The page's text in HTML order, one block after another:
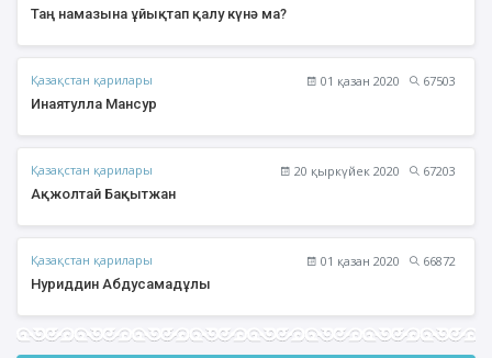
Таң намазына ұйықтап қалу күнә ма?
Қазақстан қарилары 01 қазан 2020
67503
Инаятулла Мансур
Қазақстан қарилары 20 қыркүйек 2020
67203
Ақжолтай Бақытжан
Қазақстан қарилары 01 қазан 2020
66872
Нуриддин Абдусамадұлы